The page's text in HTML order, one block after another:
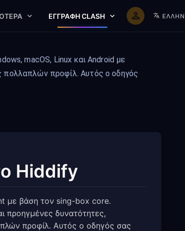
ΕΓΓΡΑΦΉ CLASH
macOS, Linux και Android με
πολλαπλών προφίλ. Αυτός ο οδηγός
Hiddify
με βάση τον sing-box core.
προηγμένες δυνατότητες,
προφίλ. Αυτός ο οδηγός σας